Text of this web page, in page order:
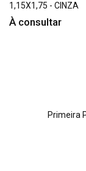
1,15X1,75 - CINZA
À consultar
Primeira